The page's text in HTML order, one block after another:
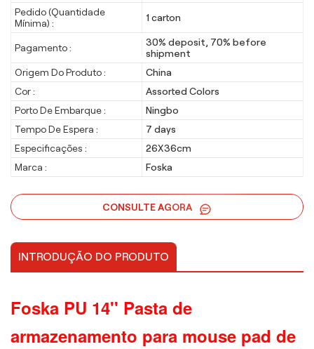
Pedido (quantidade
Mínima) :
1 carton
Pagamento :
30% deposit, 70% before
shipment
Origem Do Produto :
China
Cor :
Assorted Colors
Porto De Embarque :
Ningbo
Tempo De Espera :
7 days
Especificações :
26X36cm
Marca :
Foska
CONSULTE AGORA
INTRODUÇÃO DO PRODUTO
Foska PU 14'' Pasta de
armazenamento para mouse pad de